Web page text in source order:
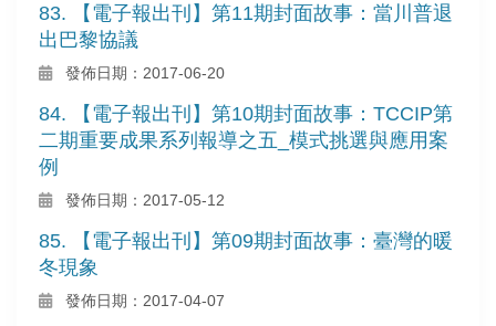
83. 【電子報出刊】第11期封面故事：當川普退
出巴黎協議
發佈日期：2017-06-20
84. 【電子報出刊】第10期封面故事：TCCIP第
二期重要成果系列報導之五_模式挑選與應用案
例
發佈日期：2017-05-12
85. 【電子報出刊】第09期封面故事：臺灣的暖
冬現象
發佈日期：2017-04-07